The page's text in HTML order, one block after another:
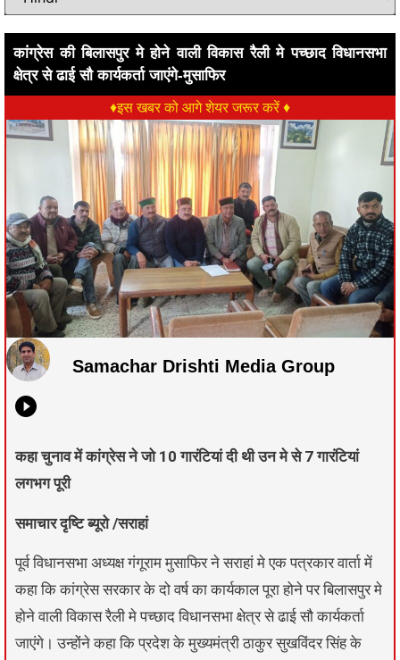
कांग्रेस की बिलासपुर मे होने वाली विकास रैली मे पच्छाद विधानसभा
क्षेत्र से ढाई सौ कार्यकर्ता जाएंगे-मुसाफिर
♦इस खबर को आगे शेयर जरूर करें ♦
Samachar Drishti Media Group
कहा चुनाव में कांग्रेस ने जो 10 गारंटियां दी थी उन मे से 7 गारंटियां
लगभग पूरी
समाचार दृष्टि ब्यूरो /सराहां
पूर्व विधानसभा अध्यक्ष गंगूराम मुसाफिर ने सराहां मे एक पत्रकार वार्ता में
कहा कि कांग्रेस सरकार के दो वर्ष का कार्यकाल पूरा होने पर बिलासपुर मे
होने वाली विकास रैली मे पच्छाद विधानसभा क्षेत्र से ढाई सौ कार्यकर्ता
जाएंगे। उन्होंने कहा कि प्रदेश के मुख्यमंत्री ठाकुर सुखविंदर सिंह के